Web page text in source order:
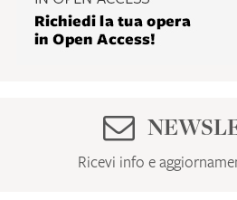
Ricevi info e